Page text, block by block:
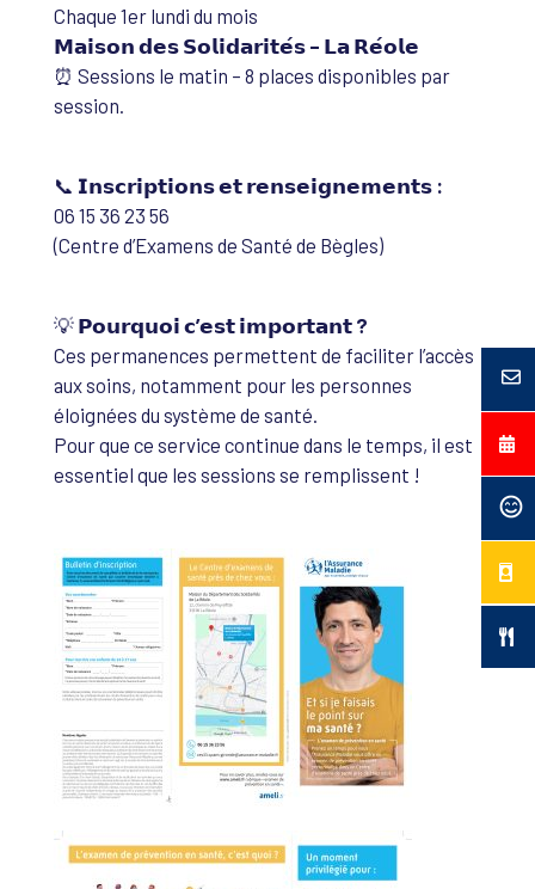
Chaque 1er lundi du mois
𝗠𝗮𝗶𝘀𝗼𝗻 𝗱𝗲𝘀 𝗦𝗼𝗹𝗶𝗱𝗮𝗿𝗶𝘁𝗲́𝘀 – 𝗟𝗮 𝗥𝗲́𝗼𝗹𝗲
⏰ Sessions le matin – 8 places disponibles par
session.
📞 𝗜𝗻𝘀𝗰𝗿𝗶𝗽𝘁𝗶𝗼𝗻𝘀 𝗲𝘁 𝗿𝗲𝗻𝘀𝗲𝗶𝗴𝗻𝗲𝗺𝗲𝗻𝘁𝘀 :
06 15 36 23 56
(Centre d’Examens de Santé de Bègles)
💡 𝗣𝗼𝘂𝗿𝗾𝘂𝗼𝗶 𝗰’𝗲𝘀𝘁 𝗶𝗺𝗽𝗼𝗿𝘁𝗮𝗻𝘁 ?
Ces permanences permettent de faciliter l’accès
aux soins, notamment pour les personnes
éloignées du système de santé.
Pour que ce service continue dans le temps, il est
essentiel que les sessions se remplissent !